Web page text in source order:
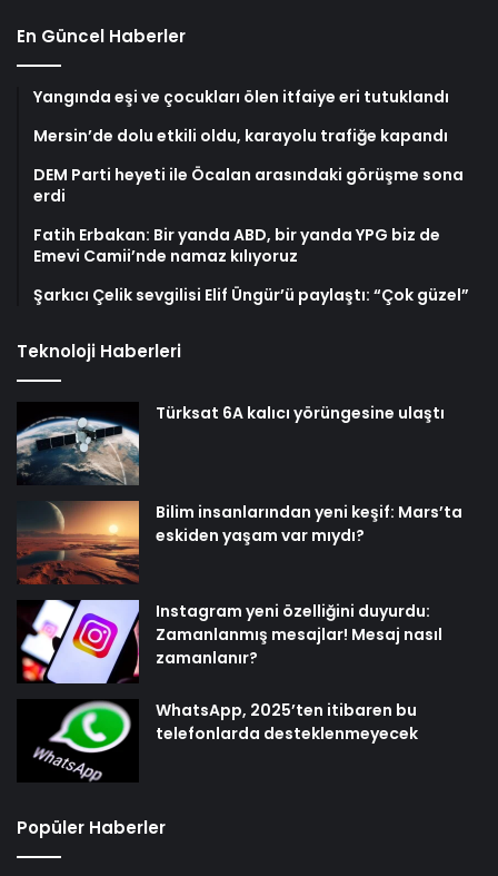
En Güncel Haberler
Yangında eşi ve çocukları ölen itfaiye eri tutuklandı
Mersin’de dolu etkili oldu, karayolu trafiğe kapandı
DEM Parti heyeti ile Öcalan arasındaki görüşme sona
erdi
Fatih Erbakan: Bir yanda ABD, bir yanda YPG biz de
Emevi Camii’nde namaz kılıyoruz
Şarkıcı Çelik sevgilisi Elif Üngür’ü paylaştı: “Çok güzel”
Teknoloji Haberleri
Türksat 6A kalıcı yörüngesine ulaştı
Bilim insanlarından yeni keşif: Mars’ta
eskiden yaşam var mıydı?
Instagram yeni özelliğini duyurdu:
Zamanlanmış mesajlar! Mesaj nasıl
zamanlanır?
WhatsApp, 2025’ten itibaren bu
telefonlarda desteklenmeyecek
Popüler Haberler